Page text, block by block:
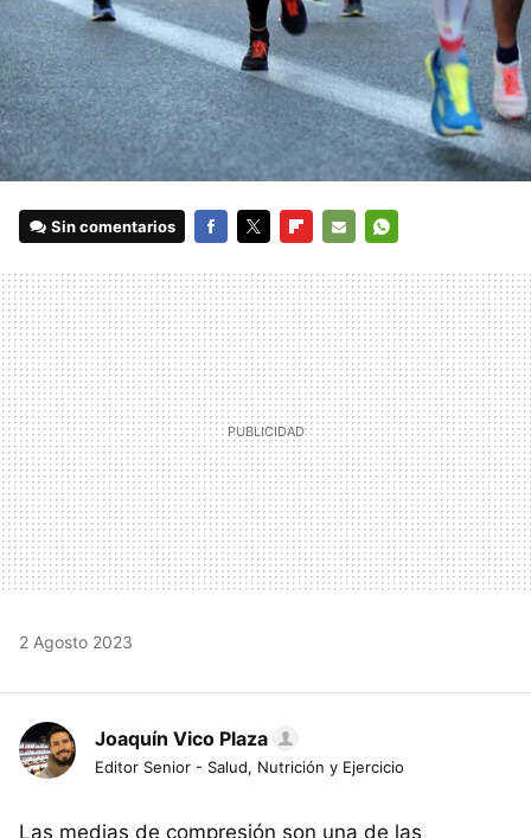
Sin comentarios
MAIL
2 Agosto 2023
Joaquín Vico Plaza
Editor Senior - Salud, Nutrición y Ejercicio
Las medias de compresión son una de las